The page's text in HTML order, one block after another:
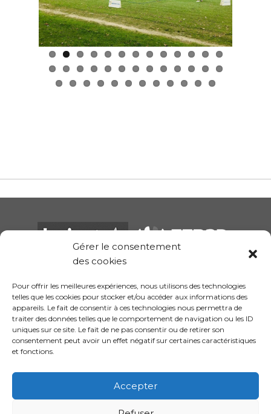
Gérer le consentement
des cookies
Pour offrir les meilleures expériences, nous utilisons des technologies
telles que les cookies pour stocker et/ou accéder aux informations des
appareils. Le fait de consentir à ces technologies nous permettra de
traiter des données telles que le comportement de navigation ou les ID
uniques sur ce site. Le fait de ne pas consentir ou de retirer son
consentement peut avoir un effet négatif sur certaines caractéristiques
et fonctions.
Accepter
Mentions